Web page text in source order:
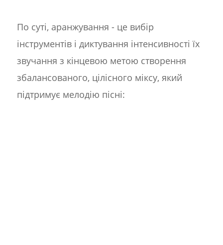
По суті, аранжування - це вибір
інструментів і диктування інтенсивності їх
звучання з кінцевою метою створення
збалансованого, цілісного міксу, який
підтримує мелодію пісні: